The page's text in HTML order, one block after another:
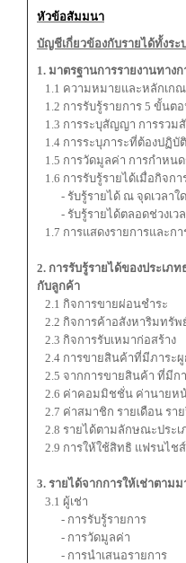
หัวข้อสัมมนา
บัญชีเกี่ยวข้องกับรายได้ทั้งระ
1. มาตรฐานการรายงานทาง
1.1 ความหมายและหลักเก
1.2 การรับรู้รายการ 5 ขั้นตอ
1.3 การระบุสัญญา การรว
1.4 การระบุภาระที่ต้องปฏิบั
1.5 การวัดมูลค่า การกำหน
1.6 การรับรู้รายได้เมื่อกิจก
- รับรู้รายได้ ณ จุดเวลาใด
- รับรู้รายได้ตลอดช่วงเวล
1.7 การแสดงรายการและก
2. การรับรู้รายได้ของประเ
กับลูกค้า
2.1 กิจการขายผ่อนชำระ
2.2 กิจการค้าอสังหาริมทรัพ
2.3 กิจการรับเหมาก่อสร้าง
2.4 การขายสินค้าที่มีภาระ
2.5 จากการขายสินค้า ที่มีก
2.6 ค่าคอมมิชชั่น ค่านายห
2.7 ค่าสมาชิก รายเดือน รา
2.8 รายได้ตามลักษณะประเ
2.9 การให้ใช้สิทธิ แฟรนไชส์
3. รายได้จากการให้เช่าตาม
3.1 ผู้เช่า
- การรับรู้รายการ
- การวัดมูลค่า
- การนำเสนอรายการ